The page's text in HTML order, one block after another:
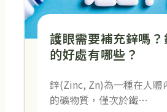
護眼需要補充鋅嗎
的好處有哪些？
鋅(Zinc, Zn)為一種在人體
的礦物質，僅次於鐵…